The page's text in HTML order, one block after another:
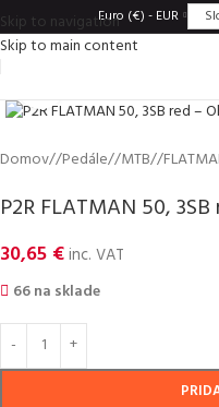
Skip to navigation
Skip to main content
Euro (€) - EUR
Domov/ Pedále/ MTB/
P2R FLATMAN 50,
30,65 €inc. VAT
66 na sklade